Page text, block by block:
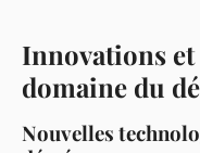
Innovations et
domaine du
Nouvelles